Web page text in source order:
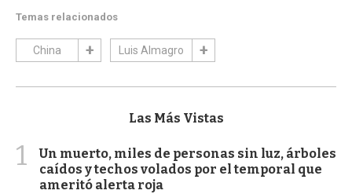
Temas relacionados
China Luis Almagro
Las Más Vistas
1
Un muerto, miles de personas sin luz, árboles
caídos y techos volados por el temporal que
ameritó alerta roja